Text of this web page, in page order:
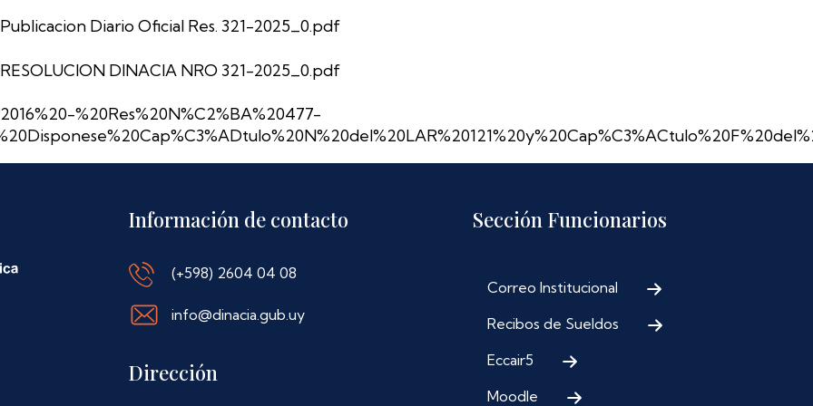
Publicacion Diario Oficial Res. 321-2025_0.pdf
RESOLUCION DINACIA NRO 321-2025_0.pdf
2016%20-%20Res%20N%C2%BA%20477-
Información de contacto
(+598) 2604 04 08
info@dinacia.gub.uy
Dirección
Sección Funcionarios
Correo Institucional
Recibos de Sueldos
Eccair5
Moodle